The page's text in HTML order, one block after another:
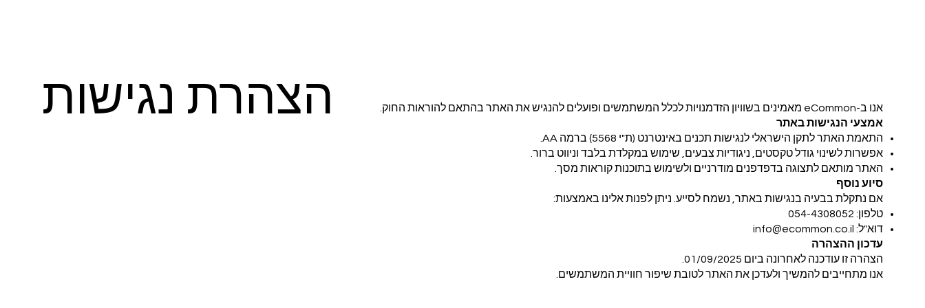
הצהרת נגישות
אנו ב-eCommon מאמינים בשוויון הזדמנויות לכלל המשתמשים ופועלים להנגיש את האתר בהתאם להוראות החוק.
אמצעי הנגישות באתר
התאמת האתר לתקן הישראלי לנגישות תכנים באינטרנט (ת"י 5568) ברמה AA.
אפשרות לשינוי גודל טקסטים, ניגודיות צבעים, שימוש במקלדת בלבד וניווט ברור.
האתר מותאם לתצוגה בדפדפנים מודרניים ולשימוש בתוכנות קוראות מסך.
סיוע נוסף
אם נתקלת בבעיה בנגישות באתר, נשמח לסייע. ניתן לפנות אלינו באמצעות:
טלפון: ‎054-4308052
דוא"ל: info@ecommon.co.il
עדכון ההצהרה
הצהרה זו עודכנה לאחרונה ביום ‎01/09/2025.
אנו מתחייבים להמשיך ולעדכן את האתר לטובת שיפור חוויית המשתמשים.